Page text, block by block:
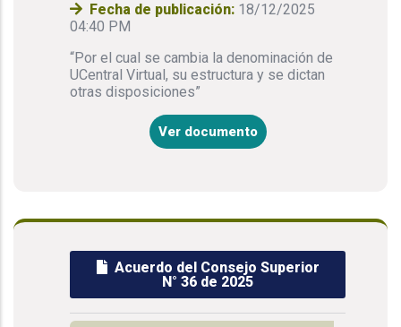
Fecha de publicación: 18/12/2025
04:40 PM
“Por el cual se cambia la denominación de
UCentral Virtual, su estructura y se dictan
otras disposiciones”
Ver documento
Acuerdo del Consejo Superior
N° 36 de 2025